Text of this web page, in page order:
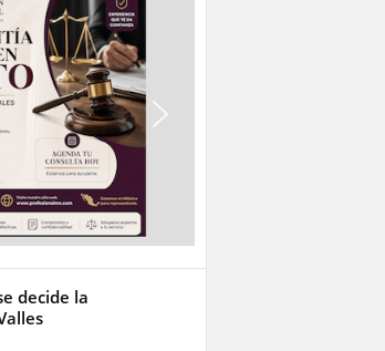
decide la